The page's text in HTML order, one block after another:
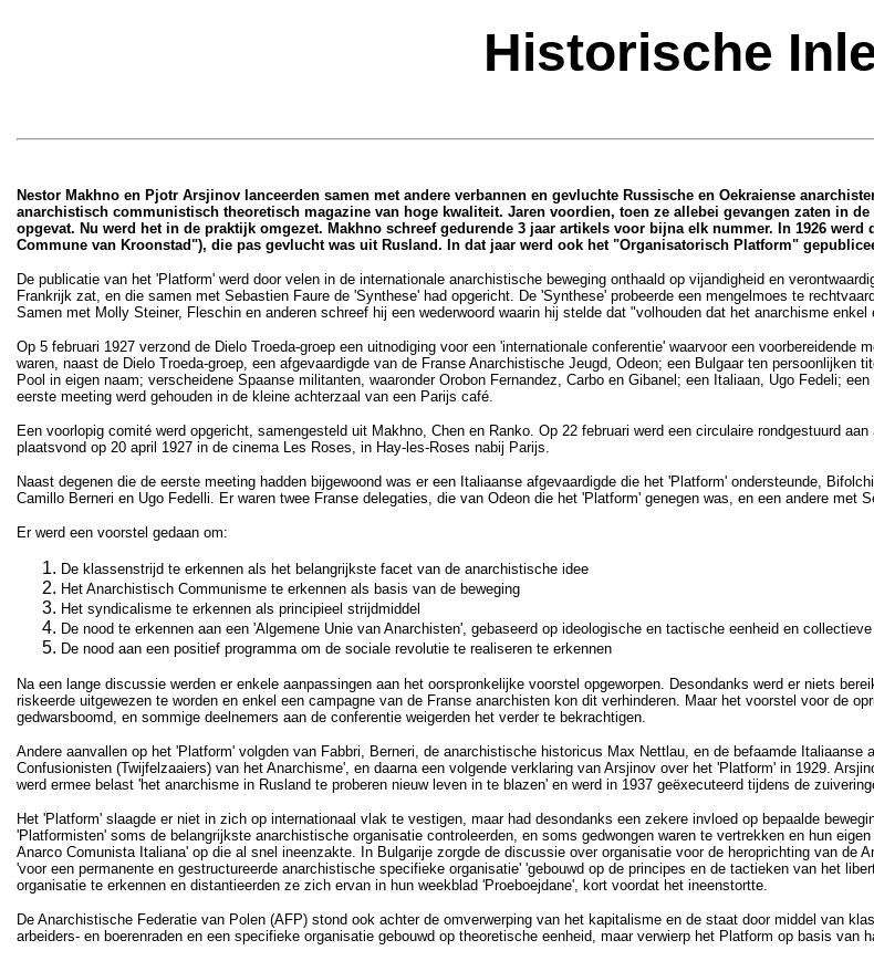
Historische
Nestor Makhno en Pjotr Arsjinov lanceerden samen met andere verbannen en gevluchte Russische en Oekraiense
anarchistisch communistisch theoretisch magazine van hoge kwaliteit. Jaren voordien, toen ze allebei gevangen zaten in
opgevat. Nu werd het in de praktijk omgezet. Makhno schreef gedurende 3 jaar artikels voor bijna elk nummer. In 1926
Commune van Kroonstad"), die pas gevlucht was uit Rusland. In dat jaar werd ook het "Organisatorisch Platform"
De publicatie van het 'Platform' werd door velen in de internationale anarchistische beweging onthaald op vijandigheid en
Frankrijk zat, en die samen met Sebastien Faure de 'Synthese' had opgericht. De 'Synthese' probeerde een mengelmoes te
Samen met Molly Steiner, Fleschin en anderen schreef hij een wederwoord waarin hij stelde dat "volhouden dat het anarchisme
Op 5 februari 1927 verzond de Dielo Troeda-groep een uitnodiging voor een 'internationale conferentie' waarvoor een
waren, naast de Dielo Troeda-groep, een afgevaardigde van de Franse Anarchistische Jeugd, Odeon; een Bulgaar ten
Pool in eigen naam; verscheidene Spaanse militanten, waaronder Orobon Fernandez, Carbo en Gibanel; een Italiaan, Ugo Fedeli;
eerste meeting werd gehouden in de kleine achterzaal van een Parijs café.
Een voorlopig comité werd opgericht, samengesteld uit Makhno, Chen en Ranko. Op 22 februari werd een circulaire rondgestuurd
plaatsvond op 20 april 1927 in de cinema Les Roses, in Hay-les-Roses nabij Parijs.
Naast degenen die de eerste meeting hadden bijgewoond was er een Italiaanse afgevaardigde die het 'Platform' ondersteunde,
Camillo Berneri en Ugo Fedelli. Er waren twee Franse delegaties, die van Odeon die het 'Platform' genegen was, en een andere met
Er werd een voorstel gedaan om:
De klassenstrijd te erkennen als het belangrijkste facet van de anarchistische idee
Het Anarchistisch Communisme te erkennen als basis van de beweging
Het syndicalisme te erkennen als principieel strijdmiddel
De nood te erkennen aan een 'Algemene Unie van Anarchisten', gebaseerd op ideologische en tactische eenheid en
De nood aan een positief programma om de sociale revolutie te realiseren te erkennen
Na een lange discussie werden er enkele aanpassingen aan het oorspronkelijke voorstel opgeworpen. Desondanks werd er niets
riskeerde uitgewezen te worden en enkel een campagne van de Franse anarchisten kon dit verhinderen. Maar het voorstel voor de
gedwarsboomd, en sommige deelnemers aan de conferentie weigerden het verder te bekrachtigen.
Andere aanvallen op het 'Platform' volgden van Fabbri, Berneri, de anarchistische historicus Max Nettlau, en de befaamde
Confusionisten (Twijfelzaaiers) van het Anarchisme', en daarna een volgende verklaring van Arsjinov over het 'Platform' in 1929.
werd ermee belast 'het anarchisme in Rusland te proberen nieuw leven in te blazen' en werd in 1937 geëxecuteerd tijdens de
Het 'Platform' slaagde er niet in zich op internationaal vlak te vestigen, maar had desondanks een zekere invloed op bepaalde
'Platformisten' soms de belangrijkste anarchistische organisatie controleerden, en soms gedwongen waren te vertrekken en hun
Anarco Comunista Italiana' op die al snel ineenzakte. In Bulgarije zorgde de discussie over organisatie voor de heroprichting van de
'voor een permanente en gestructureerde anarchistische specifieke organisatie' 'gebouwd op de principes en de tactieken van het
organisatie te erkennen en distantieerden ze zich ervan in hun weekblad 'Proeboejdane', kort voordat het ineenstortte.
De Anarchistische Federatie van Polen (AFP) stond ook achter de omverwerping van het kapitalisme en de staat door middel van
arbeiders- en boerenraden en een specifieke organisatie gebouwd op theoretische eenheid, maar verwierp het Platform op basis van